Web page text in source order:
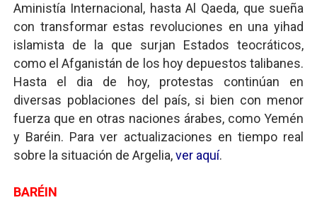
Aministía Internacional, hasta Al Qaeda, que sueña
con transformar estas revoluciones en una yihad
islamista de la que surjan Estados teocráticos,
como el Afganistán de los hoy depuestos talibanes.
Hasta el dia de hoy, protestas continúan en
diversas poblaciones del país, si bien con menor
fuerza que en otras naciones árabes, como Yemén
y Baréin. Para ver actualizaciones en tiempo real
sobre la situación de Argelia,ver aquí.
BARÉIN